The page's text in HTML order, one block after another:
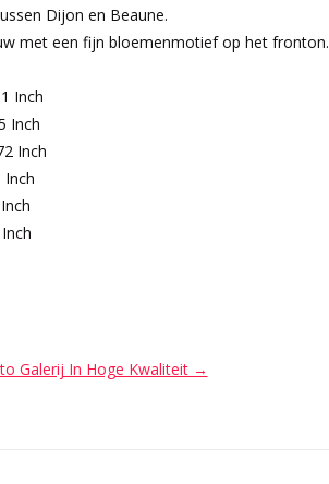
Dijon en Beaune.
met een fijn bloemenmotief op het fronton.
Inch
Inch
Inch
Galerij In Hoge Kwaliteit →